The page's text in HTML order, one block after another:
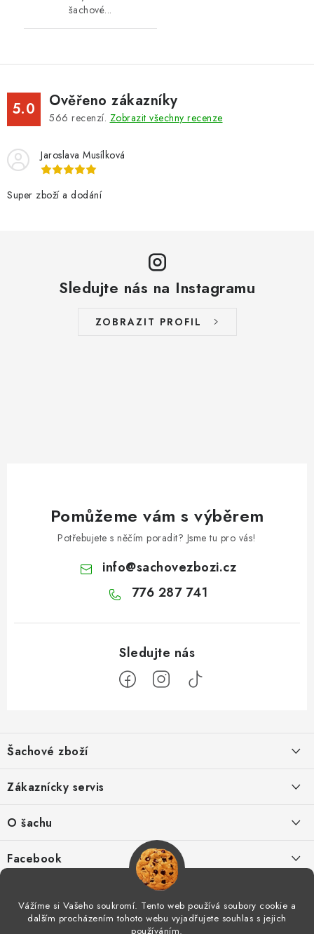
Vážíme si Vašeho soukromí. Tento web používá soubory cookie a
dalším procházením tohoto webu vyjadřujete souhlas s jejich
používáním.
šachové...
5.0 Ověřeno zákazníky
566 recenzí. Zobrazit všechny recenze
Jaroslava Musílková
Super zboží a dodání
Sledujte nás na Instagramu
ZOBRAZIT PROFIL
Pomůžeme vám s výběrem
Potřebujete s něčím poradit? Jsme tu pro vás!
info@sachovezbozi.cz
776 287 741
á
p
a
Šachové zboží
Spolupráce
Zákaznícky servis
Výhody nákupu u nás
Odstoupení od smlouvy
O šachu
Šachový tréning
Facebook